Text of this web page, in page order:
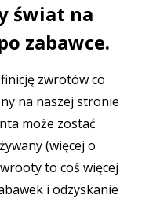
świat na
zabawce.
zwrotów co
na naszej stronie
może zostać
(więcej o
to coś więcej
i odzyskanie